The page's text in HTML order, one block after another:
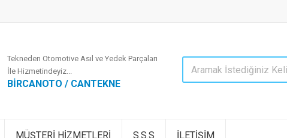
Tekneden Otomotive Asıl ve Yedek Parçaları
İle Hizmetindeyiz...
BİRCANOTO / CANTEKNE
MÜŞTERİ HİZMETLERİ S.S.S İLETİŞİM